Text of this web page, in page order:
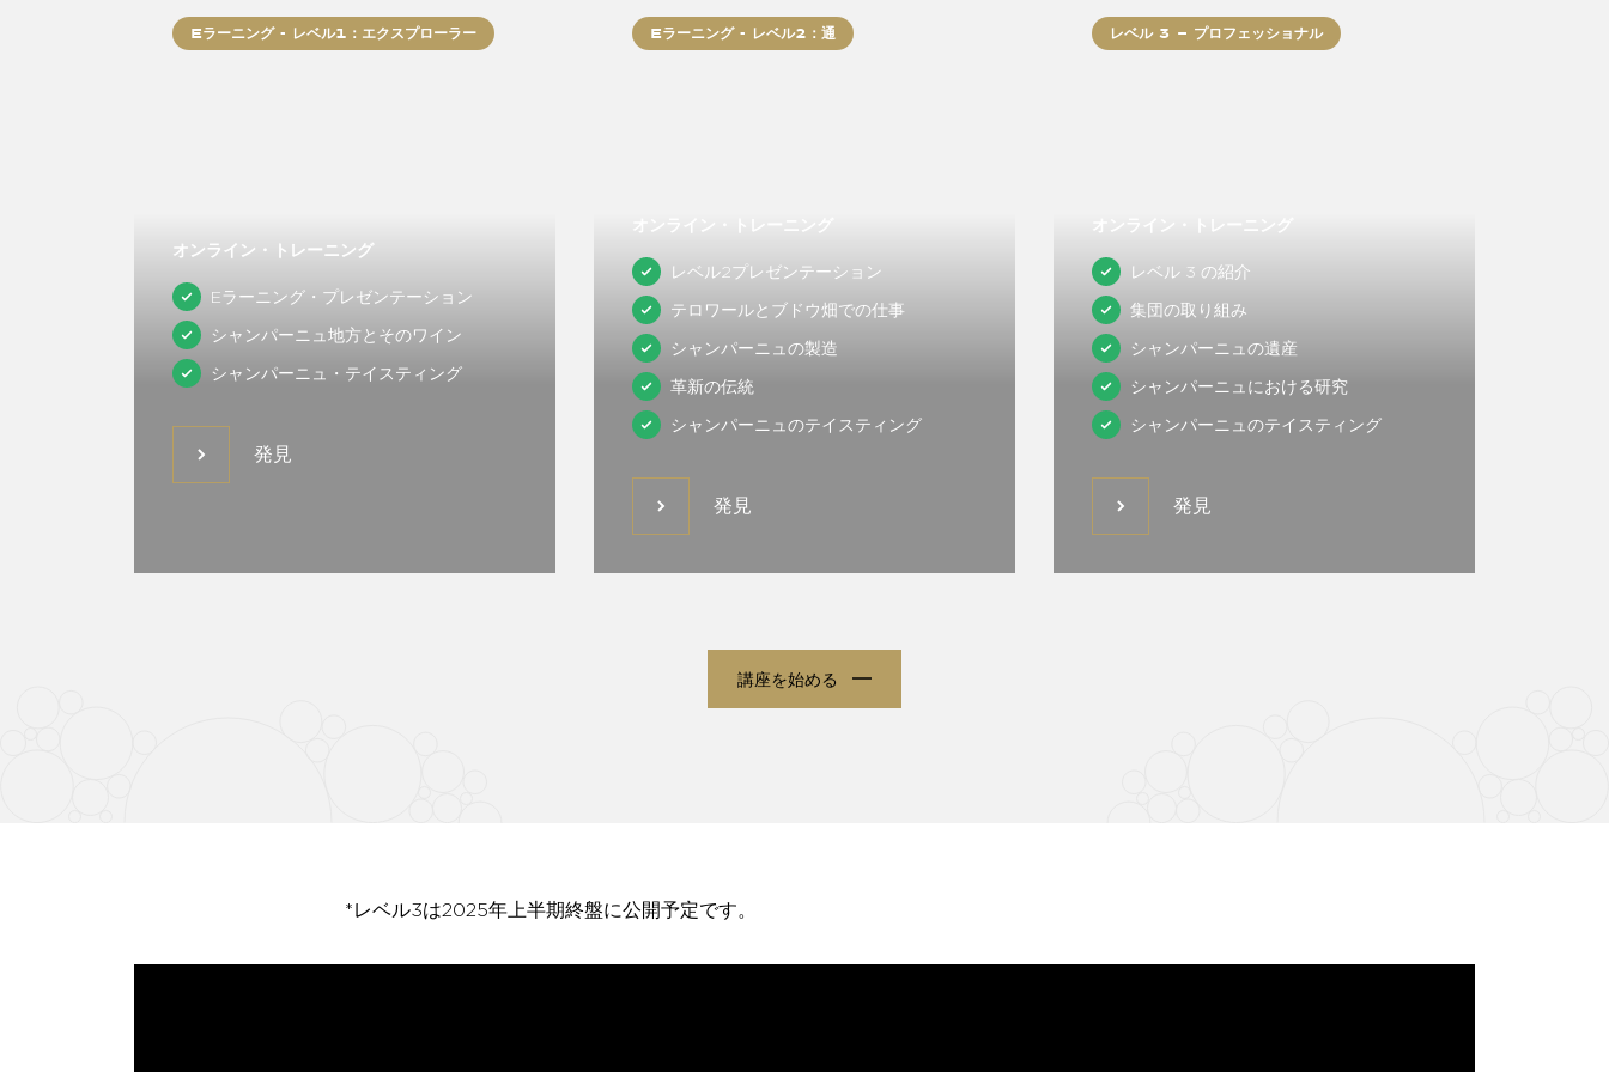
Eラーニング - レベル1：エクスプローラー
オンライン・トレーニング
Eラーニング・プレゼンテーション
シャンパーニュ地方とそのワイン
シャンパーニュ・テイスティング
発見 発見
Eラーニング - レベル2：通
レベル2プレゼンテーション
テロワールとブドウ畑での仕事
シャンパーニュの製造
革新の伝統
シャンパーニュのテイスティング
発見 発見
レベル 3 – プロフェッショナル
レベル 3 の紹介
集団の取り組み
シャンパーニュの遺産
シャンパーニュにおける研究
シャンパーニュのテイスティング
発見 発見
講座を始める
*レベル3は2025年上半期終盤に公開予定です。